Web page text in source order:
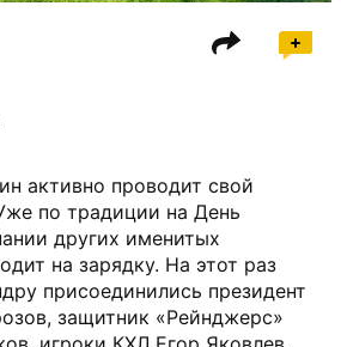
активно проводит свой
по традиции на День
других именитых
на зарядку. На этот раз
присоединились президент
защитник «Рейнджерс»